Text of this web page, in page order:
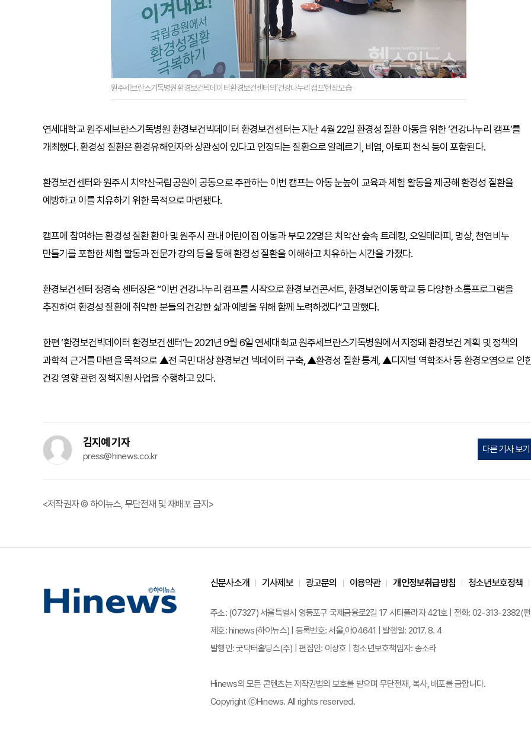
원주세브란스기독병원환경보건빅데이터환경보건센터의‘건강나누리캠프’현장모습
연세대학교 원주세브란스기독병원 환경보건빅데이터 환경보건센터는 지난 4월 22일 환경성 질환 아동을 위한 ‘건강나누리 캠프’를
개최했다. 환경성 질환은 환경유해인자와 상관성이 있다고 인정되는 질환으로 알레르기, 비염, 아토피 천식 등이 포함된다.
환경보건센터와 원주시 치악산국립공원이 공동으로 주관하는 이번 캠프는 아동 눈높이 교육과 체험 활동을 제공해 환경성 질환을
예방하고 이를 치유하기 위한 목적으로 마련됐다.
캠프에 참여하는 환경성 질환 환아 및 원주시 관내 어린이집 아동과 부모 22명은 치악산 숲속 트레킹, 오일테라피, 명상, 천연비누
만들기를 포함한 체험 활동과 전문가 강의 등을 통해 환경성 질환을 이해하고 치유하는 시간을 가졌다.
환경보건센터 정경숙 센터장은 “이번 건강나누리 캠프를 시작으로 환경보건콘서트, 환경보건이동학교 등 다양한 소통프로그램을
추진하여 환경성 질환에 취약한 분들의 건강한 삶과 예방을 위해 함께 노력하겠다”고 말했다.
한편 ‘환경보건빅데이터 환경보건센터’는 2021년 9월 6일 연세대학교 원주세브란스기독병원에서 지정돼 환경보건 계획 및 정책의
과학적 근거를 마련을 목적으로 ▲전 국민 대상 환경보건 빅데이터 구축, ▲환경성 질환 통계, ▲디지털 역학조사 등 환경오염으로 인
건강 영향 관련 정책지원 사업을 수행하고 있다.
김지예 기자
press@hinews.co.kr
다른 기사 보기
<저작권자 © 하이뉴스, 무단전재 및 재배포 금지>
신문사소개 기사제보 광고문의 이용약관 개인정보취급방침 청소년보호정책
주소: (07327) 서울특별시 영등포구 국제금융로2길 17 시티플라자 421호 | 전화: 02-313-
제호: hinews(하이뉴스) | 등록번호: 서울,아04641 | 발행일: 2017. 8. 4
발행인: 굿닥터홀딩스(주) | 편집인: 이상호 | 청소년보호책임자: 송소라
Hinews의 모든 콘텐츠는 저작권법의 보호를 받으며 무단전재, 복사, 배포를 금합니다.
Copyright ⓒHinews. All rights reserved.